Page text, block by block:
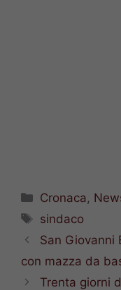
Categorie
Cronaca,
Tag
sindaco
San Giovanni
con mazza da
Trenta giorni